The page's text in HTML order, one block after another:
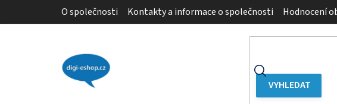
O společnosti Kontakty a informace o společnosti Hodnocení